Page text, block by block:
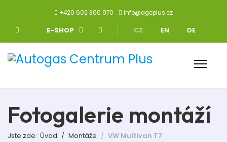
+420 602 300 970 info@agcplus.cz
E-SHOP Zvolte jazyk
CZ EN DE
Fotogalerie montáží
Jste zde: Úvod Montáže VW Multivan T7